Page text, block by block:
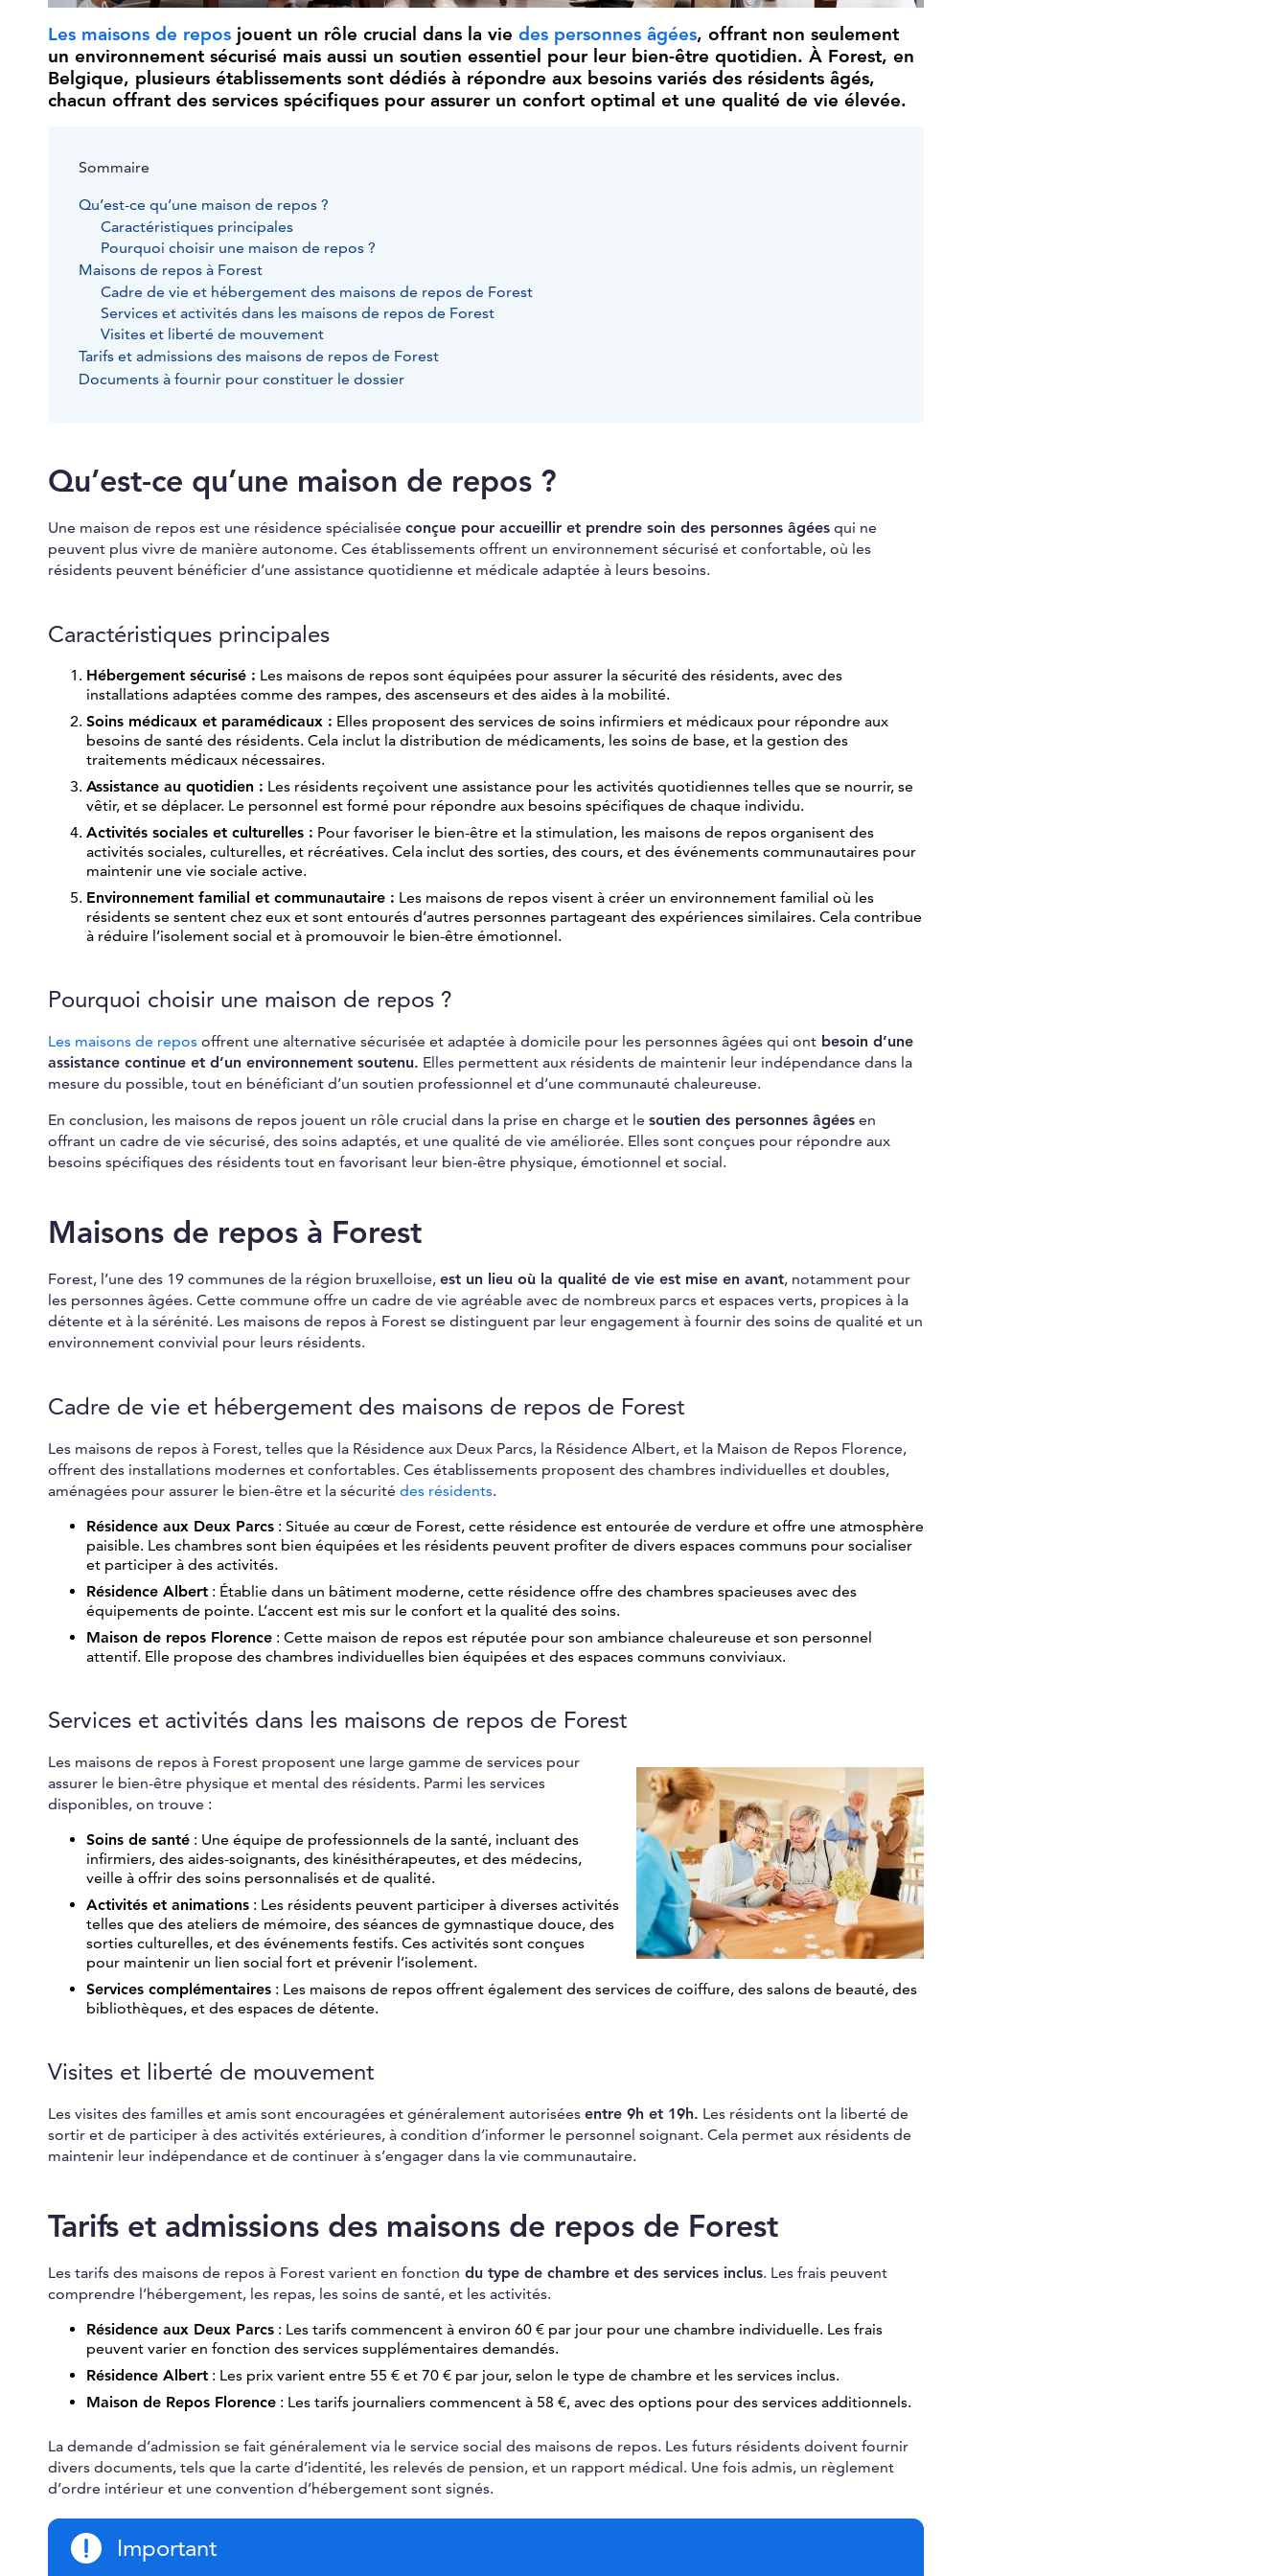
Les maisons de repos jouent un rôle crucial dans la vie des personnes âgées, offrant non seulement
un environnement sécurisé mais aussi un soutien essentiel pour leur bien-être quotidien. À Forest, en
Belgique, plusieurs établissements sont dédiés à répondre aux besoins variés des résidents âgés,
chacun offrant des services spécifiques pour assurer un confort optimal et une qualité de vie élevée.
Sommaire
Qu’est-ce qu’une maison de repos ?
Caractéristiques principales
Pourquoi choisir une maison de repos ?
Maisons de repos à Forest
Cadre de vie et hébergement des maisons de repos de Forest
Services et activités dans les maisons de repos de Forest
Visites et liberté de mouvement
Tarifs et admissions des maisons de repos de Forest
Documents à fournir pour constituer le dossier
Qu’est-ce qu’une maison de repos ?
Une maison de repos est une résidence spécialisée conçue pour accueillir et prendre soin des personnes âgées qui ne
peuvent plus vivre de manière autonome. Ces établissements offrent un environnement sécurisé et confortable, où les
résidents peuvent bénéficier d’une assistance quotidienne et médicale adaptée à leurs besoins.
Caractéristiques principales
Hébergement sécurisé : Les maisons de repos sont équipées pour assurer la sécurité des résidents, avec des
installations adaptées comme des rampes, des ascenseurs et des aides à la mobilité.
Soins médicaux et paramédicaux : Elles proposent des services de soins infirmiers et médicaux pour répondre aux
besoins de santé des résidents. Cela inclut la distribution de médicaments, les soins de base, et la gestion des
traitements médicaux nécessaires.
Assistance au quotidien : Les résidents reçoivent une assistance pour les activités quotidiennes telles que se nourrir, se
vêtir, et se déplacer. Le personnel est formé pour répondre aux besoins spécifiques de chaque individu.
Activités sociales et culturelles : Pour favoriser le bien-être et la stimulation, les maisons de repos organisent des
activités sociales, culturelles, et récréatives. Cela inclut des sorties, des cours, et des événements communautaires pour
maintenir une vie sociale active.
Environnement familial et communautaire : Les maisons de repos visent à créer un environnement familial où les
résidents se sentent chez eux et sont entourés d’autres personnes partageant des expériences similaires. Cela contribue
à réduire l’isolement social et à promouvoir le bien-être émotionnel.
Pourquoi choisir une maison de repos ?
Les maisons de repos offrent une alternative sécurisée et adaptée à domicile pour les personnes âgées qui ont besoin d’une
assistance continue et d’un environnement soutenu. Elles permettent aux résidents de maintenir leur indépendance dans la
mesure du possible, tout en bénéficiant d’un soutien professionnel et d’une communauté chaleureuse.
En conclusion, les maisons de repos jouent un rôle crucial dans la prise en charge et le soutien des personnes âgées en
offrant un cadre de vie sécurisé, des soins adaptés, et une qualité de vie améliorée. Elles sont conçues pour répondre aux
besoins spécifiques des résidents tout en favorisant leur bien-être physique, émotionnel et social.
Maisons de repos à Forest
Forest, l’une des 19 communes de la région bruxelloise, est un lieu où la qualité de vie est mise en avant, notamment pour
les personnes âgées. Cette commune offre un cadre de vie agréable avec de nombreux parcs et espaces verts, propices à la
détente et à la sérénité. Les maisons de repos à Forest se distinguent par leur engagement à fournir des soins de qualité et un
environnement convivial pour leurs résidents.
Cadre de vie et hébergement des maisons de repos de Forest
Les maisons de repos à Forest, telles que la Résidence aux Deux Parcs, la Résidence Albert, et la Maison de Repos Florence,
offrent des installations modernes et confortables. Ces établissements proposent des chambres individuelles et doubles,
aménagées pour assurer le bien-être et la sécurité des résidents.
Résidence aux Deux Parcs : Située au cœur de Forest, cette résidence est entourée de verdure et offre une atmosphère
paisible. Les chambres sont bien équipées et les résidents peuvent profiter de divers espaces communs pour socialiser
et participer à des activités.
Résidence Albert : Établie dans un bâtiment moderne, cette résidence offre des chambres spacieuses avec des
équipements de pointe. L’accent est mis sur le confort et la qualité des soins.
Maison de repos Florence : Cette maison de repos est réputée pour son ambiance chaleureuse et son personnel
attentif. Elle propose des chambres individuelles bien équipées et des espaces communs conviviaux.
Services et activités dans les maisons de repos de Forest
Les maisons de repos à Forest proposent une large gamme de services pour
assurer le bien-être physique et mental des résidents. Parmi les services
disponibles, on trouve :
Soins de santé : Une équipe de professionnels de la santé, incluant des
infirmiers, des aides-soignants, des kinésithérapeutes, et des médecins,
veille à offrir des soins personnalisés et de qualité.
Activités et animations : Les résidents peuvent participer à diverses activités
telles que des ateliers de mémoire, des séances de gymnastique douce, des
sorties culturelles, et des événements festifs. Ces activités sont conçues
pour maintenir un lien social fort et prévenir l’isolement.
Services complémentaires : Les maisons de repos offrent également des services de coiffure, des salons de beauté, des
bibliothèques, et des espaces de détente.
Visites et liberté de mouvement
Les visites des familles et amis sont encouragées et généralement autorisées entre 9h et 19h. Les résidents ont la liberté de
sortir et de participer à des activités extérieures, à condition d’informer le personnel soignant. Cela permet aux résidents de
maintenir leur indépendance et de continuer à s’engager dans la vie communautaire.
Tarifs et admissions des maisons de repos de Forest
Les tarifs des maisons de repos à Forest varient en fonction du type de chambre et des services inclus. Les frais peuvent
comprendre l’hébergement, les repas, les soins de santé, et les activités.
Résidence aux Deux Parcs : Les tarifs commencent à environ 60 € par jour pour une chambre individuelle. Les frais
peuvent varier en fonction des services supplémentaires demandés.
Résidence Albert : Les prix varient entre 55 € et 70 € par jour, selon le type de chambre et les services inclus.
Maison de Repos Florence : Les tarifs journaliers commencent à 58 €, avec des options pour des services additionnels.
La demande d’admission se fait généralement via le service social des maisons de repos. Les futurs résidents doivent fournir
divers documents, tels que la carte d’identité, les relevés de pension, et un rapport médical. Une fois admis, un règlement
d’ordre intérieur et une convention d’hébergement sont signés.
Important